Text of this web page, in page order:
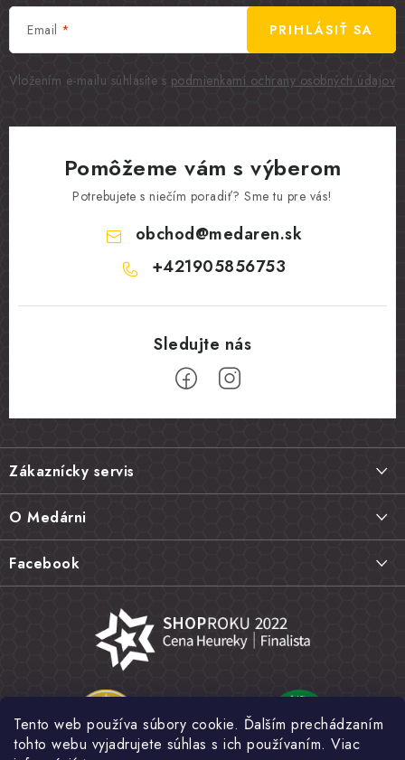
Tento web používa súbory cookie. Ďalším prechádzaním
tohto webu vyjadrujete súhlas s ich používaním. Viac
Email
Vložením e-mailu súhlasíte s podmienkami ochrany osobných údajov
PRIHLÁSIŤ SA
Pomôžeme vám s výberom
Potrebujete s niečím poradiť? Sme tu pre vás!
obchod@medaren.sk
+421905856753
Z
á
p
ä
e
Zákaznícky servis
Vrátenie tovaru, výmena a reklamácie
Najčastejšie otázky FAQ
Hodnotenie obchodu
Obchodné podmienky
Ochrana osobných údajov
O Medárni
Náš príbeh
Kamenná predajňa
Fotogaléria
Facebook